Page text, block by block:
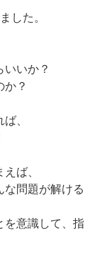
した。
いいか？
か？
、
ば、
な問題が解ける
を意識して、指